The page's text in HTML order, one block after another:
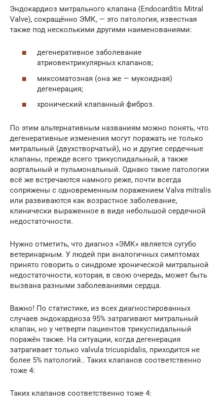
Эндокардиоз митрального клапана (Endocarditis Mitral
Valve), сокращённо ЭМК, — это патология, известная
также под несколькими другими наименованиями:
дегенеративное заболевание
атриовентрикулярных клапанов;
миксоматозная (она же — мукоидная)
дегенерация;
хронический клапанный фиброз.
По этим альтернативным названиям можно понять, что
дегенеративные изменения могут поражать не только
митральный (двухстворчатый), но и другие сердечные
клапаны, прежде всего трикуспидальный, а также
аортальный и пульмональный. Однако такие патологии
всё же встречаются намного реже, почти всегда
сопряжены с одновременным поражением Valva mitralis
или развиваются как возрастное заболевание,
клинически выраженное в виде небольшой сердечной
недостаточности.
Нужно отметить, что диагноз «ЭМК» является сугубо
ветеринарным. У людей при аналогичных симптомах
принято говорить о синдроме хронической митральной
недостаточности, которая, в свою очередь, может быть
вызвана разными заболеваниями сердца.
Важно! По статистике, из всех диагностированных
случаев эндокардиоза 95% затрагивают митральный
клапан, но у четверти пациентов трикуспидальный
поражён также. На ситуации, когда дегенерация
затрагивает только valvula tricuspidalis, приходится не
более 5% патологий.. Таких клапанов соответственно
тоже 4:
Таких клапанов соответственно тоже 4: